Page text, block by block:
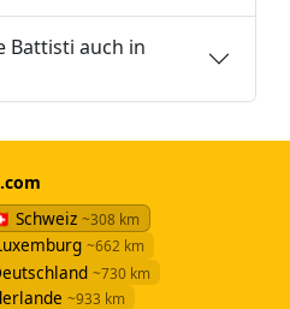
Battisti auch in
Schweiz ~308 km
~662 km
~730 km
~933 km